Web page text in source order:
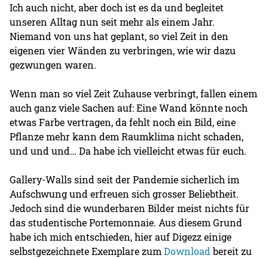
Ich auch nicht, aber doch ist es da und begleitet
unseren Alltag nun seit mehr als einem Jahr.
Niemand von uns hat geplant, so viel Zeit in den
eigenen vier Wänden zu verbringen, wie wir dazu
gezwungen waren.
Wenn man so viel Zeit Zuhause verbringt, fallen einem
auch ganz viele Sachen auf: Eine Wand könnte noch
etwas Farbe vertragen, da fehlt noch ein Bild, eine
Pflanze mehr kann dem Raumklima nicht schaden,
und und und… Da habe ich vielleicht etwas für euch.
Gallery-Walls sind seit der Pandemie sicherlich im
Aufschwung und erfreuen sich grosser Beliebtheit.
Jedoch sind die wunderbaren Bilder meist nichts für
das studentische Portemonnaie. Aus diesem Grund
habe ich mich entschieden, hier auf Digezz einige
selbstgezeichnete Exemplare zumDownloadbereit zu